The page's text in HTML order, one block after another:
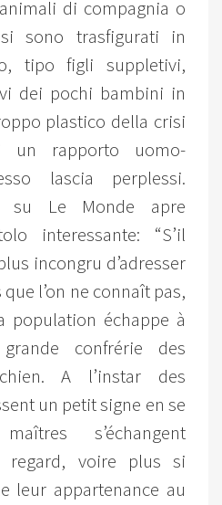
di compagnia o
sono trasfigurati in
tipo figli suppletivi,
dei pochi bambini in
plastico della crisi
un rapporto uomo-
lascia perplessi.
su Le Monde apre
interessante: “S’il
incongru d’adresser
l’on ne connaît pas,
population échappe à
confrérie des
A l’instar des
un petit signe en se
s’échangent
regard, voire plus si
leur appartenance au